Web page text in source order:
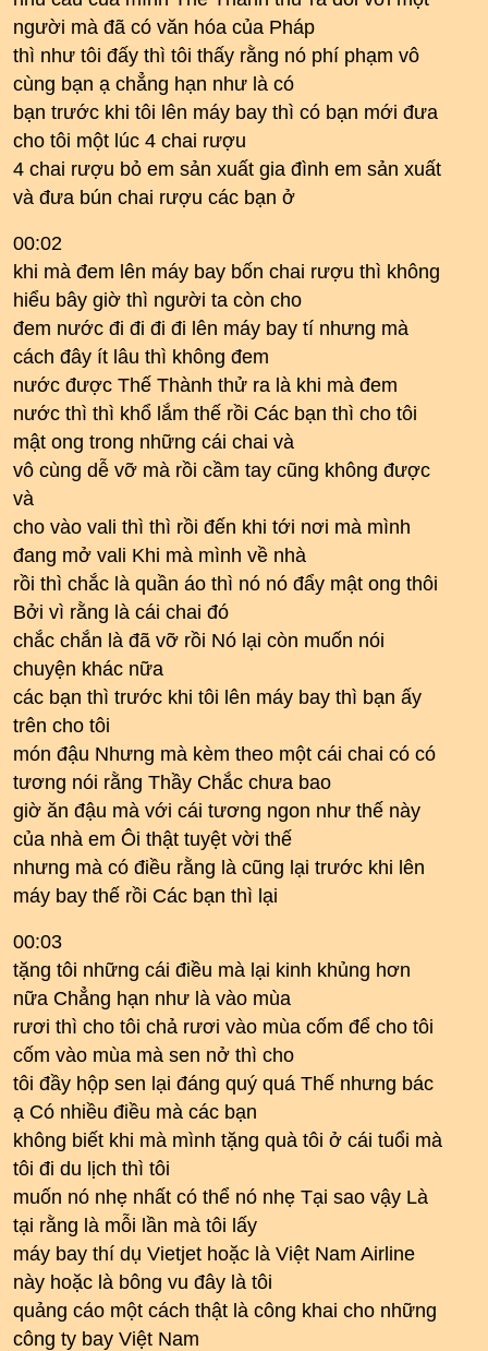
người mà đã có văn hóa của Pháp
thì như tôi đấy thì tôi thấy rằng nó phí phạm vô
cùng bạn ạ chẳng hạn như là có
bạn trước khi tôi lên máy bay thì có bạn mới đưa
cho tôi một lúc 4 chai rượu
4 chai rượu bỏ em sản xuất gia đình em sản xuất
và đưa bún chai rượu các bạn ở
00:02
khi mà đem lên máy bay bốn chai rượu thì không
hiểu bây giờ thì người ta còn cho
đem nước đi đi đi đi lên máy bay tí nhưng mà
cách đây ít lâu thì không đem
nước được Thế Thành thử ra là khi mà đem
nước thì thì khổ lắm thế rồi Các bạn thì cho tôi
mật ong trong những cái chai và
vô cùng dễ vỡ mà rồi cầm tay cũng không được
và
cho vào vali thì thì rồi đến khi tới nơi mà mình
đang mở vali Khi mà mình về nhà
rồi thì chắc là quần áo thì nó nó đẩy mật ong thôi
Bởi vì rằng là cái chai đó
chắc chắn là đã vỡ rồi Nó lại còn muốn nói
chuyện khác nữa
các bạn thì trước khi tôi lên máy bay thì bạn ấy
trên cho tôi
món đậu Nhưng mà kèm theo một cái chai có có
tương nói rằng Thầy Chắc chưa bao
giờ ăn đậu mà với cái tương ngon như thế này
của nhà em Ôi thật tuyệt vời thế
nhưng mà có điều rằng là cũng lại trước khi lên
máy bay thế rồi Các bạn thì lại
00:03
tặng tôi những cái điều mà lại kinh khủng hơn
nữa Chẳng hạn như là vào mùa
rươi thì cho tôi chả rươi vào mùa cốm để cho tôi
cốm vào mùa mà sen nở thì cho
tôi đầy hộp sen lại đáng quý quá Thế nhưng bác
ạ Có nhiều điều mà các bạn
không biết khi mà mình tặng quà tôi ở cái tuổi mà
tôi đi du lịch thì tôi
muốn nó nhẹ nhất có thể nó nhẹ Tại sao vậy Là
tại rằng là mỗi lần mà tôi lấy
máy bay thí dụ Vietjet hoặc là Việt Nam Airline
này hoặc là bông vu đây là tôi
quảng cáo một cách thật là công khai cho những
công ty bay Việt Nam